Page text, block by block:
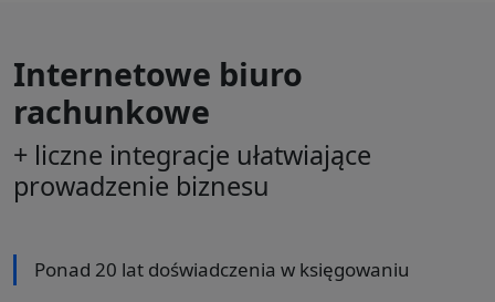
Internetowe biuro
rachunkowe
+ liczne integracje ułatwiające
prowadzenie biznesu
Ponad 20 lat doświadczenia w księgowaniu